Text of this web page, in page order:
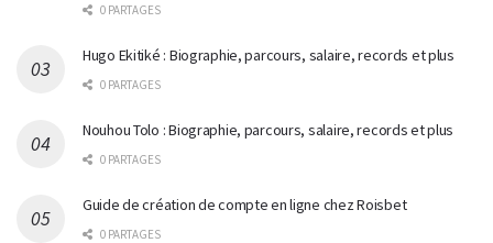
0 PARTAGES
Hugo Ekitiké : Biographie, parcours, salaire, records et plus
0 PARTAGES
Nouhou Tolo : Biographie, parcours, salaire, records et plus
0 PARTAGES
Guide de création de compte en ligne chez Roisbet
0 PARTAGES